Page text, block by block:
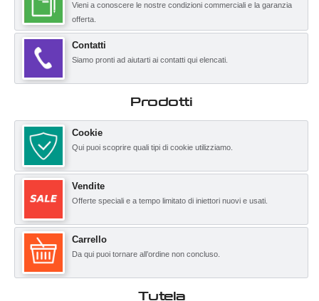
Vieni a conoscere le nostre condizioni commerciali e la garanzia
offerta.
Contatti
Siamo pronti ad aiutarti ai contatti qui elencati.
Prodotti
Cookie
Qui puoi scoprire quali tipi di cookie utilizziamo.
Vendite
Offerte speciali e a tempo limitato di iniettori nuovi e usati.
Carrello
Da qui puoi tornare all’ordine non concluso.
Tutela